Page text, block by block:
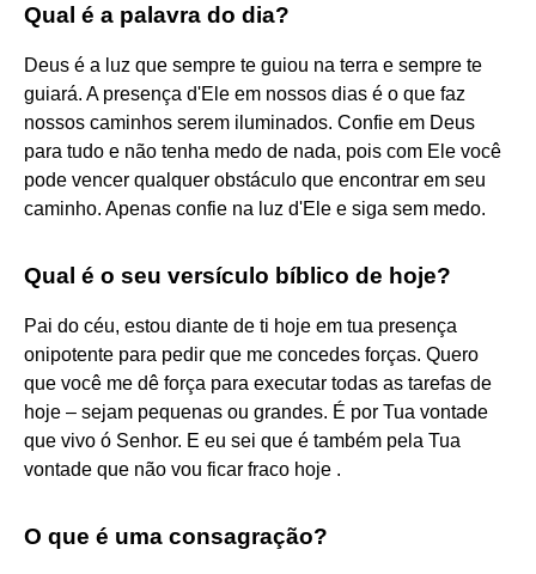
Qual é a palavra do dia?
Deus é a luz que sempre te guiou na terra e sempre te
guiará. A presença d'Ele em nossos dias é o que faz
nossos caminhos serem iluminados. Confie em Deus
para tudo e não tenha medo de nada, pois com Ele você
pode vencer qualquer obstáculo que encontrar em seu
caminho. Apenas confie na luz d'Ele e siga sem medo.
Qual é o seu versículo bíblico de hoje?
Pai do céu, estou diante de ti hoje em tua presença
onipotente para pedir que me concedes forças. Quero
que você me dê força para executar todas as tarefas de
hoje – sejam pequenas ou grandes. É por Tua vontade
que vivo ó Senhor. E eu sei que é também pela Tua
vontade que não vou ficar fraco hoje .
O que é uma consagração?